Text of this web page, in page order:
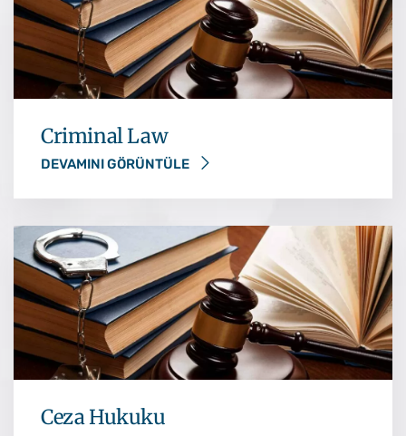
Criminal Law
DEVAMINI GÖRÜNTÜLE
Ceza Hukuku